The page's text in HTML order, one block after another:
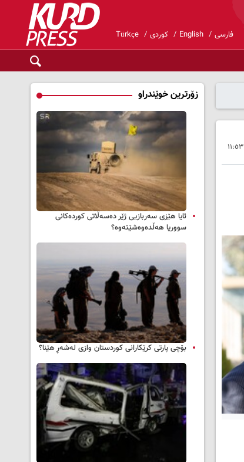
فارسی English کوردی Türkçe
زۆرترین خوێندراو
ئایا هێزی سەربازیی ژێر دەسەڵاتی کوردەکانی
سووریا هەڵدەوەشێتەوە؟
بۆچی پارتی کرێکارانی کوردستان وازی لەشەڕ هێنا؟